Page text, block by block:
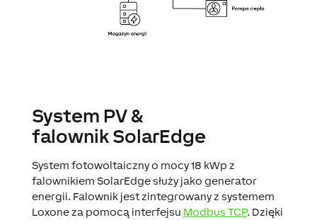
System PV &
falownik SolarEdge
System fotowoltaiczny o mocy 18 kWp z
falownikiem SolarEdge służy jako generator
energii. Falownik jest zintegrowany z systemem
Loxone za pomocą interfejsu Modbus TCP. Dzięki